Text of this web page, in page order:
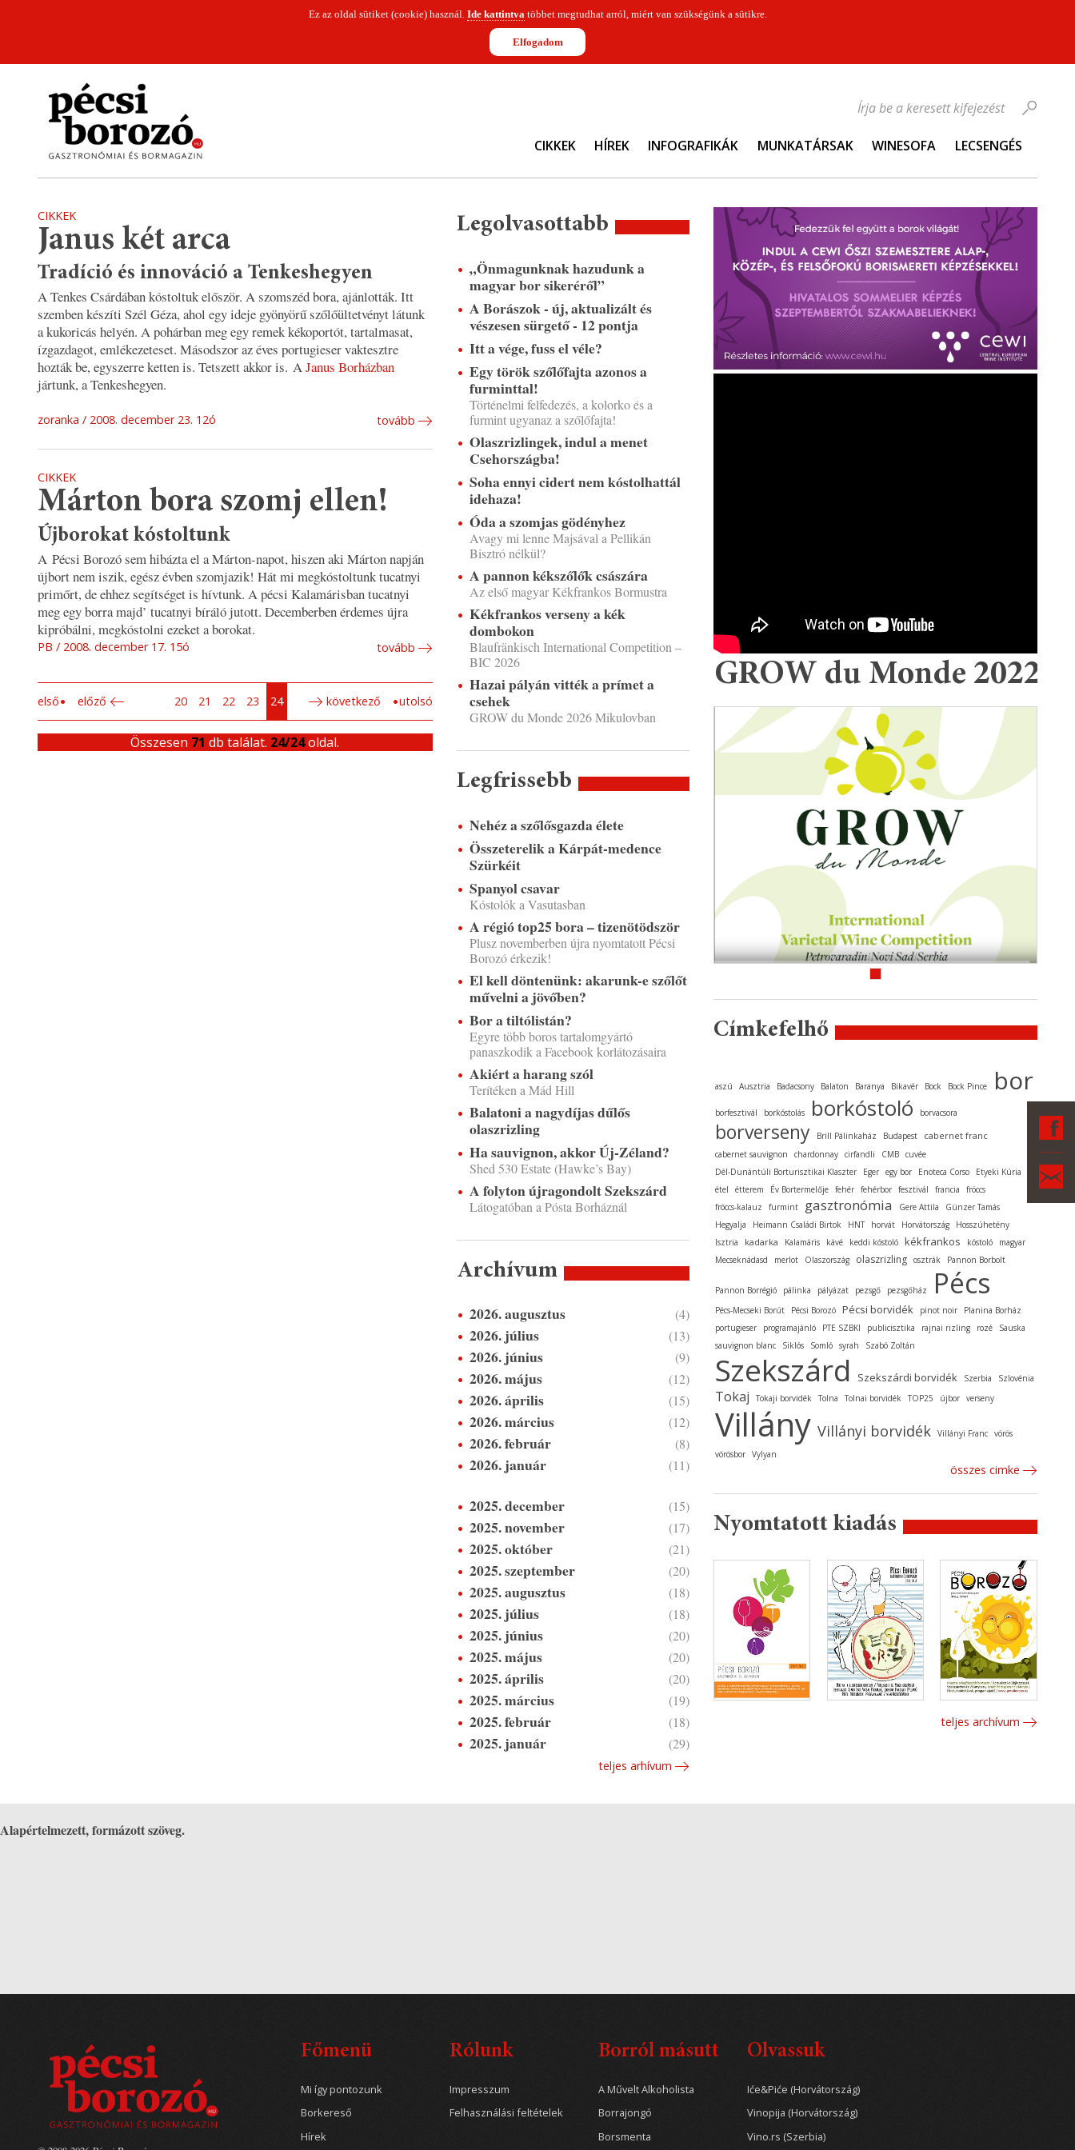
Ez az oldal sütiket (cookie) használ. Ide kattintvatöbbet megtudhat arról, miért van szükségünk a sütikre.
Elfogadom
CIKKEK HÍREK INFOGRAFIKÁK MUNKATÁRSAK WINESOFA LECSENGÉS
Írja be a keresett kifejezést
CIKKEK
Janus két arca
Tradíció és innováció a Tenkeshegyen
A Tenkes Csárdában kóstoltuk először. A szomszéd bora, ajánlották. Itt
szemben készíti Szél Géza, ahol egy ideje gyönyörű szőlőültetvényt látunk
a kukoricás helyén. A pohárban meg egy remek kékoportót, tartalmasat,
ízgazdagot, emlékezeteset. Másodszor az éves portugieser vaktesztre
hozták be, egyszerre ketten is. Tetszett akkor is. AJanus Borházban
jártunk, a Tenkeshegyen.
zoranka 2008. december 23. 12ó tovább
CIKKEK
Márton bora szomj ellen!
Újborokat kóstoltunk
A Pécsi Borozó sem hibázta el a Márton-napot, hiszen aki Márton napján
újbort nem iszik, egész évben szomjazik! Hát mi megkóstoltunk tucatnyi
primőrt, de ehhez segítséget is hívtunk. A pécsi Kalamárisban tucatnyi
meg egy borra majd’ tucatnyi bíráló jutott. Decemberben érdemes újra
kipróbálni, megkóstolni ezeket a borokat.
PB 2008. december 17. 15ó tovább
első előző 20 21 22 23 24 következő utolsó
Összesen 71 db találat. 24/24oldal.
Legolvasottabb
„Önmagunknak hazudunk a
magyar bor sikeréről”
A Borászok - új, aktualizált és
vészesen sürgető - 12 pontja
Itt a vége, fuss el véle?
Egy török szőlőfajta azonos a
furminttal!
Történelmi felfedezés, a kolorko és a
furmint ugyanaz a szőlőfajta!
Olaszrizlingek, indul a menet
Csehországba!
Soha ennyi cidert nem kóstolhattál
idehaza!
Óda a szomjas gödényhez
Avagy mi lenne Majsával a Pellikán
Bisztró nélkül?
A pannon kékszőlők császára
Az első magyar Kékfrankos Bormustra
Kékfrankos verseny a kék
dombokon
Blaufränkisch International Competition –
BIC 2026
Hazai pályán vitték a prímet a
csehek
GROW du Monde 2026 Mikulovban
Legfrissebb
Nehéz a szőlősgazda élete
Összeterelik a Kárpát-medence
Szürkéit
Spanyol csavar
Kóstolók a Vasutasban
A régió top25 bora – tizenötödször
Plusz novemberben újra nyomtatott Pécsi
Borozó érkezik!
El kell döntenünk: akarunk-e szőlőt
művelni a jövőben?
Bor a tiltólistán?
Egyre több boros tartalomgyártó
panaszkodik a Facebook korlátozásaira
Akiért a harang szól
Terítéken a Mád Hill
Balatoni a nagydíjas dűlős
olaszrizling
Ha sauvignon, akkor Új-Zéland?
Shed 530 Estate (Hawke’s Bay)
A folyton újragondolt Szekszárd
Látogatóban a Pósta Borháznál
Archívum
2026. augusztus (4)
2026. július (13)
2026. június (9)
2026. május (12)
2026. április (15)
2026. március (12)
2026. február (8)
2026. január (11)
2025. december (15)
2025. november (17)
2025. október (21)
2025. szeptember (20)
2025. augusztus (18)
2025. július (18)
2025. június (20)
2025. május (20)
2025. április (20)
2025. március (19)
2025. február (18)
2025. január (29)
teljes arhívum
GROW du Monde 2022
Címkefelhő
aszú Ausztria Badacsony Balaton Baranya Bikavér Bock Bock Pince bor
borfesztivál borkóstolás borkóstoló borvacsora
borverseny Brill Pálinkaház Budapest cabernet franc
cabernet sauvignon chardonnay cirfandli CMB cuvée
Dél-Dunántúli Borturisztikai Klaszter
Eger egy bor Enoteca Corso
Etyeki Kúria
étel
étterem Év Bortermelője fehér fehérbor fesztivál francia
fröccs
fröccs-kalauz
furmint gasztronómia Gere Attila
Günzer Tamás
Hegyalja
Heimann Családi Birtok HNT horvát Horvátország
Hosszúhetény
Isztria
kadarka Kalamáris kávé keddi kóstoló kékfrankos kóstoló
magyar
Mecseknádasd
merlot Olaszország olaszrizling osztrák Pannon Borbolt
Pannon Borrégió pálinka pályázat pezsgő pezsgőház Pécs
Pécs-Mecseki Borút Pécsi Borozó Pécsi borvidék pinot noir
Planina Borház
portugieser
programajánló PTE SZBKI publicisztika rajnai rizling rozé
Sauska
sauvignon blanc
Siklós Somló syrah Szabó Zoltán
Szekszárd Szekszárdi borvidék Szerbia Szlovénia
Tokaj Tokaji borvidék Tolna Tolnai borvidék TOP25 újbor verseny
Villány Villányi borvidék Villányi Franc vörös
vörösbor Vylyan
összes cimke
Nyomtatott kiadás
teljes archívum
Alapértelmezett, formázott szöveg.
Főmenü
Mi így pontozunk
Borkereső
Hírek
Rólunk
Impresszum
Felhasználási feltételek
Borról másutt
A Művelt Alkoholista
Borrajongó
Borsmenta
Olvassuk
Iće&Piće (Horvátország)
Vinopija (Horvátország)
Vino.rs (Szerbia)